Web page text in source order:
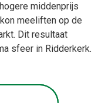
middenprijs
meeliften op de
Dit resultaat
sfeer in Ridderkerk.